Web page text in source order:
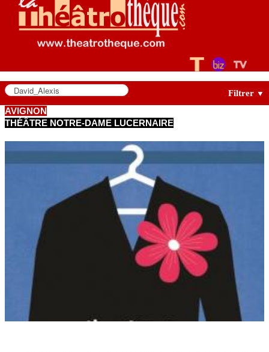
LES TEXTES
LES ANNONCES
LE CLUB
Filtrer ▼
AVIGNON
THÉÂTRE NOTRE-DAME LUCERNAIRE